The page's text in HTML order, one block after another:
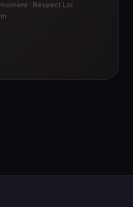
· Respect Loi